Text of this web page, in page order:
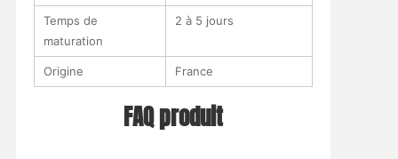
Temps de
maturation
2 à 5 jours
Origine France
FAQ produit